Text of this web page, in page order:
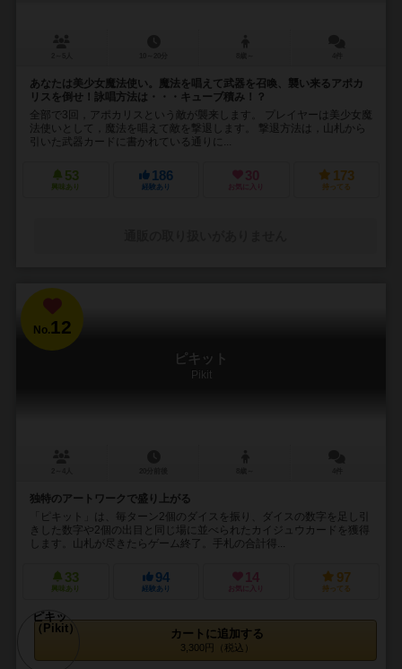
あなたは美少女魔法使い。魔法を唱えて武器を召喚、襲い来るアポカ
リスを倒せ！詠唱方法は・・・キューブ積み！？
全部で3回，アポカリスという敵が襲来します。 プレイヤーは美少女魔
法使いとして，魔法を唱えて敵を撃退します。 撃退方法は，山札から
引いた武器カードに書かれている通りに...
53
興味あり
186
経験あり
30
お気に入り
173
持ってる
No.12
ピキット
Pikit
独特のアートワークで盛り上がる
「ピキット」は、毎ターン2個のダイスを振り、ダイスの数字を足し引
きした数字や2個の出目と同じ場に並べられたカイジュウカードを獲得
します。山札が尽きたらゲーム終了。手札の合計得...
33
興味あり
94
経験あり
14
お気に入り
97
持ってる
カートに追加する
3,300円（税込）